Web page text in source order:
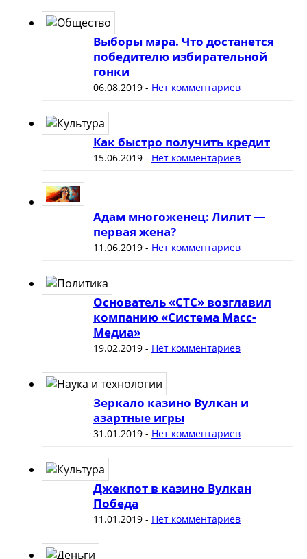
Выборы мэра. Что достанется
победителю избирательной
гонки
06.08.2019- Нет комментариев
Как быстро получить кредит
15.06.2019- Нет комментариев
Адам многоженец: Лилит —
первая жена?
11.06.2019- Нет комментариев
Основатель «СТС» возглавил
компанию «Система Масс-
Медиа»
19.02.2019- Нет комментариев
Зеркало казино Вулкан и
азартные игры
31.01.2019- Нет комментариев
Джекпот в казино Вулкан
Победа
11.01.2019- Нет комментариев